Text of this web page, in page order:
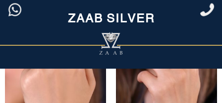
ZAAB SILVER